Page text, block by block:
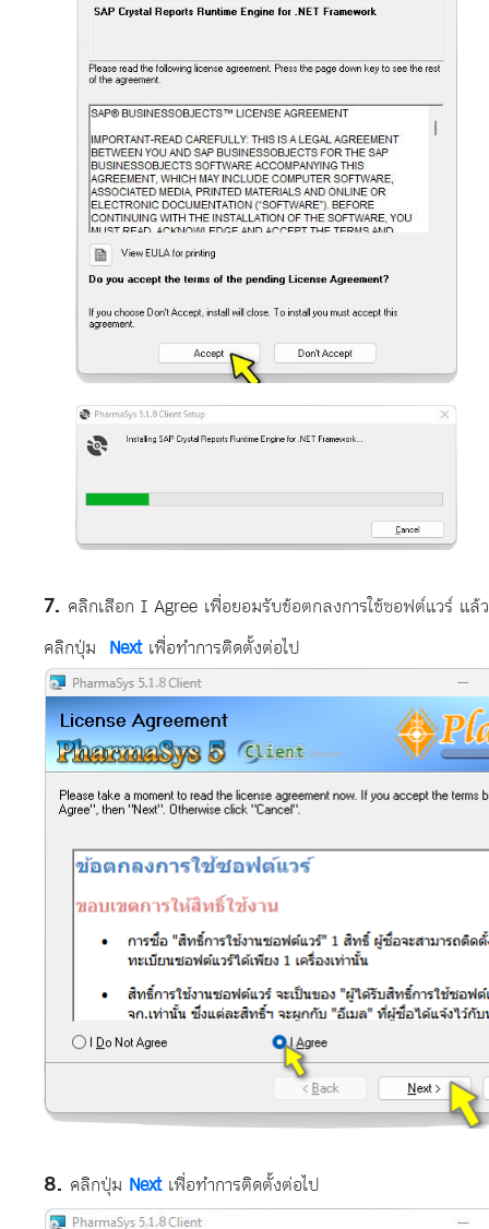
คลิกเลือก I Agree เพื่อยอมรับข้อตกลงการใช้ซอฟต์แวร์ แล้ว
คลิกปุ่ม Nextเพื่อทำการติดตั้งต่อไป
คลิกปุ่ม Nextเพื่อทำการติดตั้งต่อไป